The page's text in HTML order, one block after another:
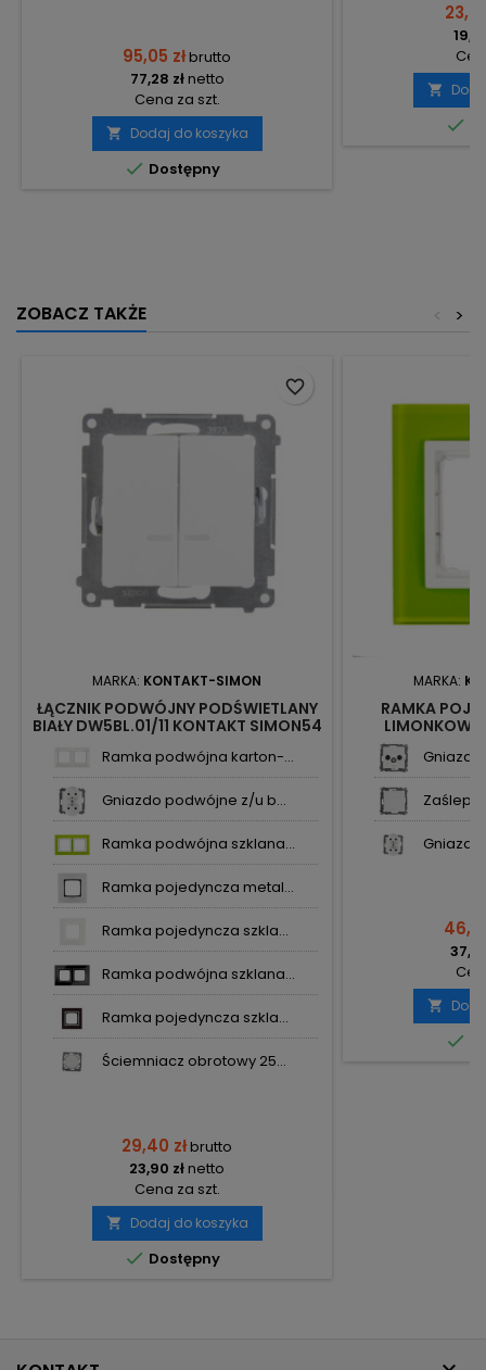
95,05 złbrutto
77,28 złnetto
Cena za szt.
 Dodaj do koszyka
 Dostępny


ZOBACZ TAKŻE >
<
MARKA: KONTAKT-SIMON
ŁĄCZNIK PODWÓJNY PODŚWIETLANY
BIAŁY DW5BL.01/11 KONTAKT SIMON54
Ramka podwójna karton-...
Gniazdo podwójne z/u b...
Ramka podwójna szklana...
Ramka pojedyncza metal...
Ramka pojedyncza szkla...
Ramka podwójna szklana...
Ramka pojedyncza szkla...
Ściemniacz obrotowy 25...
29,40 złbrutto
23,90 złnetto
Cena za szt.
 Dodaj do koszyka
 Dostępny
favorite_border
MARKA:
RAMKA
LIMONKOWY
KONTAKT
Gniazdo

